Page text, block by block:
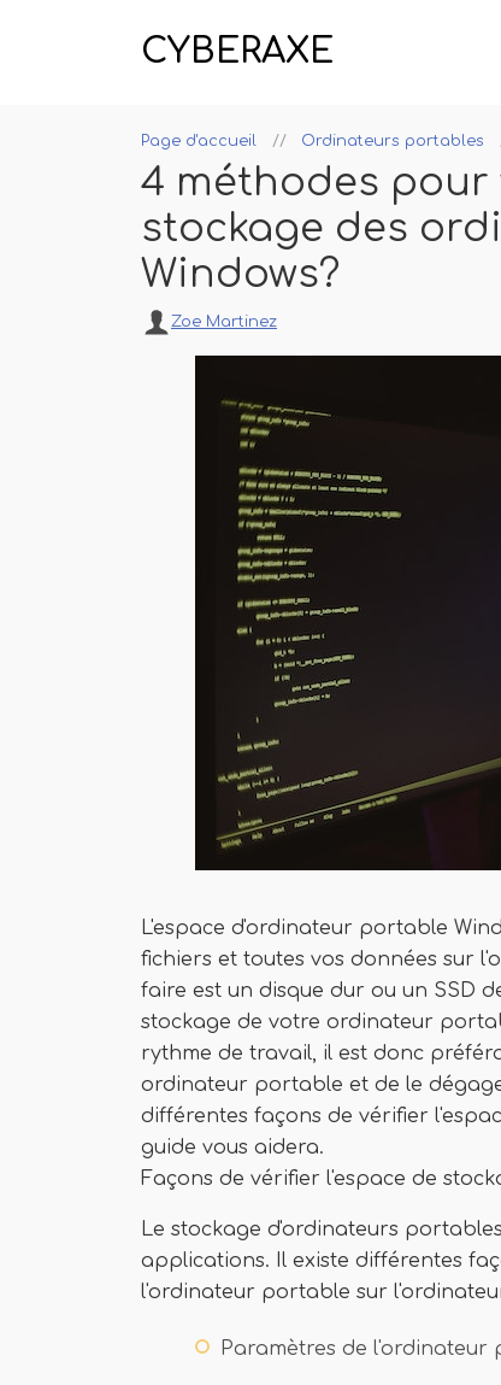
CYBERAXE
Page d'accueil Ordinateurs portables
4 méthodes pour
stockage des
Windows?
Zoe Martinez
L'espace d'ordinateur portable
fichiers et toutes vos données sur
faire est un disque dur ou un SSD
stockage de votre ordinateur
rythme de travail, il est donc
ordinateur portable et de le
différentes façons de vérifier
guide vous aidera.
Façons de vérifier l'espace de
Le stockage d'ordinateurs
applications. Il existe différentes
l'ordinateur portable sur
Paramètres de l'ordinateur